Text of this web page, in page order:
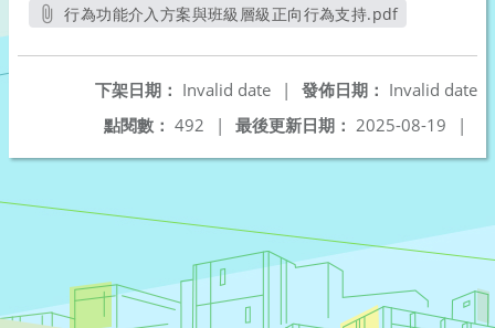
行為功能介入方案與班級層級正向行為支持.pdf
發佈日期： Invalid date
下架日期： Invalid date
|
最後更新日期： 2025-08-19 |
點閱數： 492 |